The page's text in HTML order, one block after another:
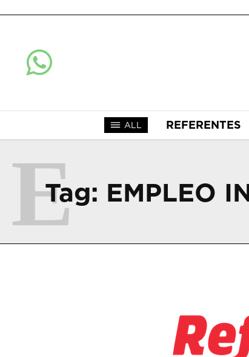
ALL REFERENTES
Tag: EMPLEO
E